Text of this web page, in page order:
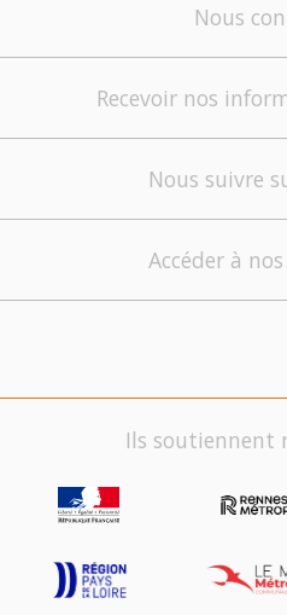
Nous
Recevoir nos
Nous suivre
Accéder à
Ils soutiennent